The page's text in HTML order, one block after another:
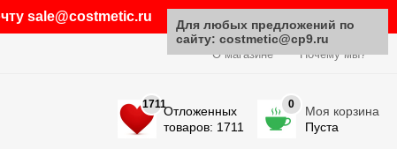
sale@costmetic.ru
О магазине Почему мы?
1711Отложенных
товаров: 1711
0
Моя корзина
Пуста
Для любых предложений по
сайту: costmetic@cp9.ru